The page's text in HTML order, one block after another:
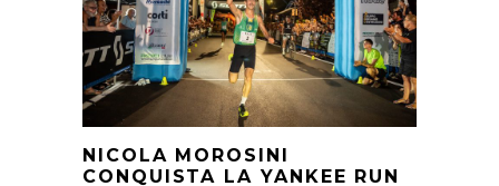
NICOLA MOROSINI
CONQUISTA LA YANKEE RUN